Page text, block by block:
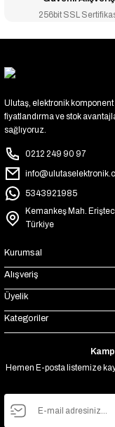
256bit SSL
Ulutaş, elektronik komponent
fiyatlandırma ve stok
sağlıyoruz.
0212 249 90 97
5343921985
Kemankeş Mah.
Türkiye
Kurumsal
Alışveriş
Üyelik
Kategoriler
Hemen E-posta listemize